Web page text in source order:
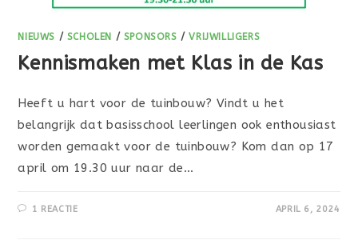
NIEUWS / SCHOLEN / SPONSORS /VRIJWILLIGERS
Kennismaken met Klas in de Kas
Heeft u hart voor de tuinbouw? Vindt u het
belangrijk dat basisschool leerlingen ook enthousiast
worden gemaakt voor de tuinbouw? Kom dan op 17
april om 19.30 uur naar de…
1 REACTIE APRIL 6, 2024